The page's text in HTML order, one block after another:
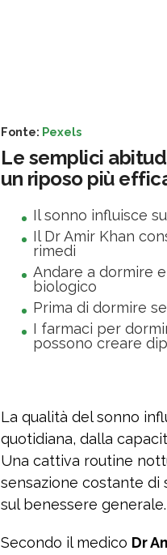
Fonte: Pexels
Le semplici
un riposo più
Il sonno influisce
Il Dr Amir Khan
rimedi
Andare a dormire
biologico
Prima di dormire
I farmaci per
possono creare
La qualità del sonno
quotidiana, dalla
Una cattiva routine
sensazione costante di
sul benessere generale.
Secondo il medico Dr